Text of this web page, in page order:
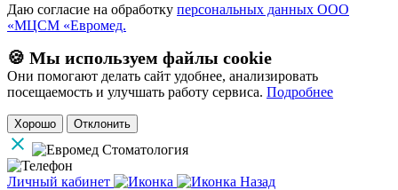
Даю согласие на обработку персональных данных ООО
«МЦСМ «Евромед.
🍪 Мы используем файлы cookie
Они помогают делать сайт удобнее, анализировать
посещаемость и улучшать работу сервиса. Подробнее
Хорошо Отклонить
Личный кабинет
Назад